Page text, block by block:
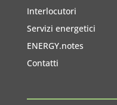
Interlocutori
Servizi energetici
ENERGY.notes
Contatti